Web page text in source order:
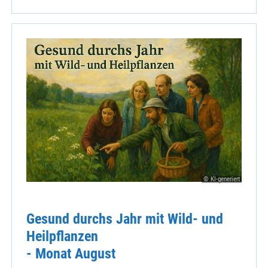
© KI-generiert
Gesund durchs Jahr mit Wild- und
Heilpflanzen
- Monat August